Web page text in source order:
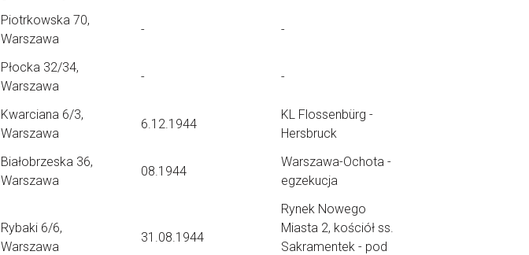
Piotrkowska 70,
Warszawa
- -
Płocka 32/34,
Warszawa
- -
Kwarciana 6/3,
Warszawa
6.12.1944
KL Flossenbürg -
Hersbruck
Białobrzeska 36,
Warszawa
08.1944
Warszawa-Ochota -
egzekucja
Rybaki 6/6,
Warszawa
31.08.1944
Rynek Nowego
Miasta 2, kościół ss.
Sakramentek - pod